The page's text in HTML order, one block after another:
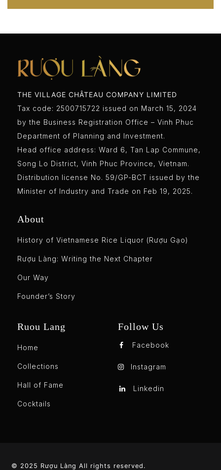
THE VILLAGE CHÂTEAU COMPANY LIMITED
Tax code: 2500715722 issued on March 15, 2024
by the Business Registration Office – Vinh Phuc
Department of Planning and Investment.
Head office address: Ward 6, Tan Lap Commune,
Song Lo District, Vinh Phuc Province, Vietnam.
Distribution license No. 59/GP-BCT issued by the
Minister of Industry and Trade on Feb 19, 2025.
About
History of Vietnamese Rice Liquor (Rượu Gạo)
Rượu Làng: Writing the Next Chapter
Our Way
Founder’s Story
Ruou Lang
Home
Collections
Hall of Fame
Cocktails
Follow Us
Facebook
Instagram
Linkedin
© 2025 Rượu Làng All rights reserved.